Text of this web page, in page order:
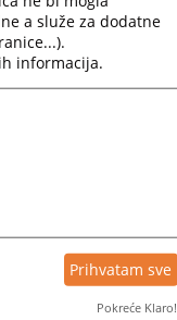
a služe za dodatne
informacija.
Prihvatam sve
Pokreće Klaro!